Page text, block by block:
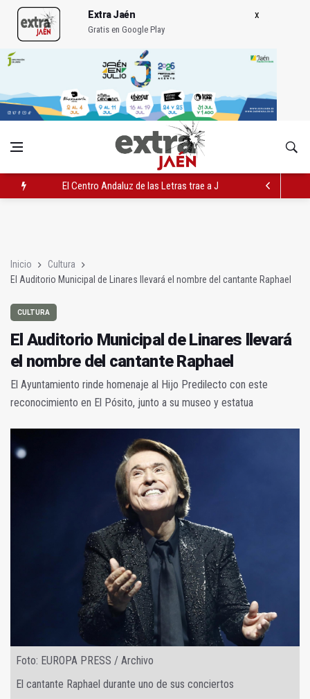
Extra Jaén
Gratis en Google Play
El Centro Andaluz de las Letras trae a Jaén al filósofo Omar
Inicio
Cultura
El Auditorio Municipal de Linares llevará el nombre del cantante Raphael
CULTURA
El Auditorio Municipal de Linares llevará
el nombre del cantante Raphael
El Ayuntamiento rinde homenaje al Hijo Predilecto con este
reconocimiento en El Pósito, junto a su museo y estatua
Foto: EUROPA PRESS / Archivo
El cantante Raphael durante uno de sus conciertos